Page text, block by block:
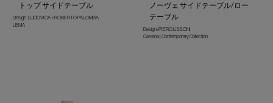
トップ サイドテーブル
Design : LUDOVICA + ROBERTO PALOMBA
LEMA
ノーヴェ サイドテーブル/ロー
テーブル
Design : PIERO LISSONI
Cassina | Contemporary Collection